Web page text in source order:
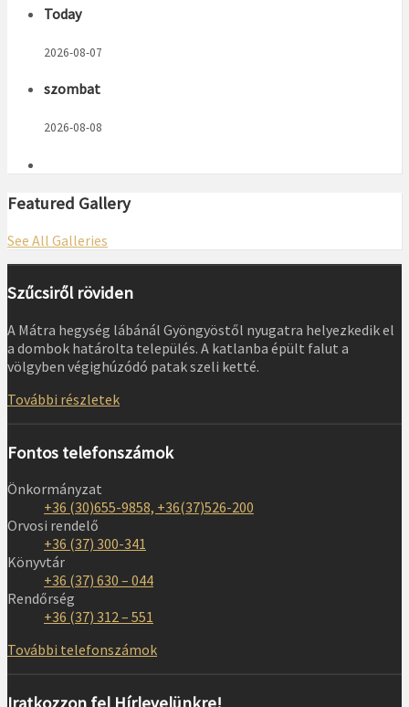
Today
2026-08-07
szombat
2026-08-08
Featured Gallery
See All Galleries
Szűcsiről röviden
A Mátra hegység lábánál Gyöngyöstől nyugatra helyezkedik el
a dombok határolta település. A katlanba épült falut a
völgyben végighúzódó patak szeli ketté.
További részletek
Fontos telefonszámok
Önkormányzat
+36 (30)655-9858, +36(37)526-200
Orvosi rendelő
+36 (37) 300-341
Könyvtár
+36 (37) 630 – 044
Rendőrség
+36 (37) 312 – 551
További telefonszámok